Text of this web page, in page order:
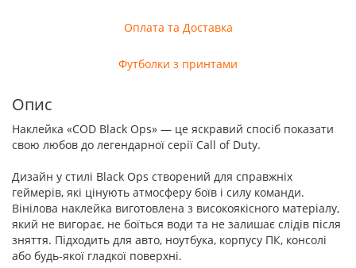
Оплата та Доставка
Футболки з принтами
Опис
Наклейка «COD Black Ops» — це яскравий спосіб показати
свою любов до легендарної серії Call of Duty.
Дизайн у стилі Black Ops створений для справжніх
геймерів, які цінують атмосферу боїв і силу команди.
Вінілова наклейка виготовлена з високоякісного матеріалу,
який не вигорає, не боїться води та не залишає слідів після
зняття. Підходить для авто, ноутбука, корпусу ПК, консолі
або будь-якої гладкої поверхні.